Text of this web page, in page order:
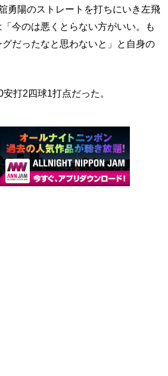
勇陽のストレートを打ちにいき左飛
今のは悪くとらない方がいい。も
だったなと思わないと」と自身の
打2四球1打点だった。